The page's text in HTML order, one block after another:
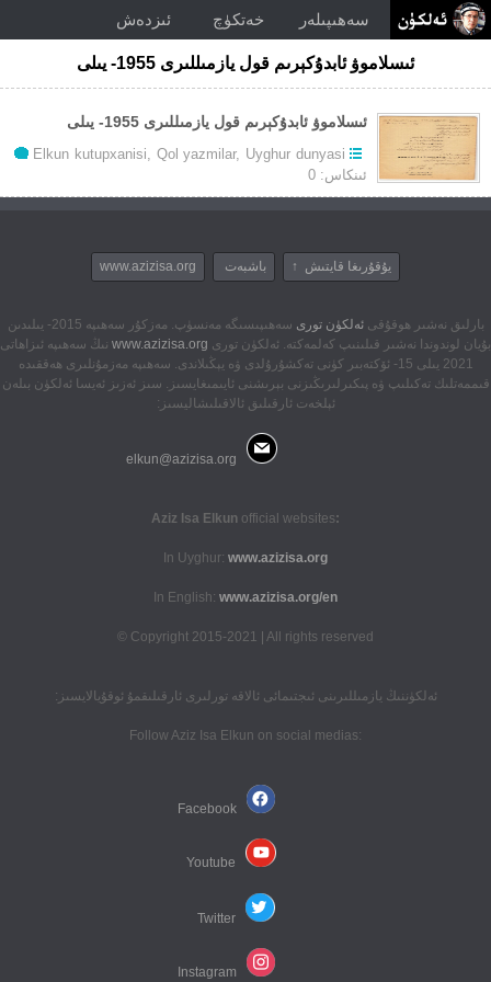
سەھىپىلەر خەتكۈچ ئىزدەش
ئىسلاموۋ ئابدۇكېرىم قول يازمىللىرى 1955- يىلى
ئىسلاموۋ ئابدۇكېرىم قول يازمىللىرى 1955- يىلى
Elkun kutupxanisi, Qol yazmilar, Uyghur dunyasi
ئىنكاس: 0
يۇقۇرىغا قايتىش ↑ باشبەت www.azizisa.org
بارلىق نەشىر ھوقۇقىئەلكۈن تورى
سەھىپىسىگە مەنسۈپ. مەزكۇر سەھىپە 2015- يىلىدىن
بۇيان لوندوندا نەشىر قىلىنىپ كەلمەكتە. ئەلكۈن تورى www.azizisa.org نىڭ سەھىپە ئىزاھاتى
2021 يىلى 15- ئۆكتەبىر كۈنى تەكشۇرۇلدى ۋە يېڭىلاندى. سەھىپە مەزمۇنلىرى ھەققىدە
قىممەتلىك تەكىلىپ ۋە پىكىرلىرىڭىزنى بېرىشنى ئايىمىغايسىز. سىز ئەزىز ئەيسا ئەلكۈن بىلەن
ئېلخەت ئارقىلىق ئالاقىلىشاليسىز:
:Aziz Isa Elkun
official websites
In Uyghur: www.azizisa.org
In English: www.azizisa.org/en
Copyright 2015-2021 | All rights reserved ©
ئەلكۈننىڭ يازمىللىرىنى ئىجتىمائى ئالاقە تورلىرى ئارقىلىقمۇ ئوقۇيالايسىز:
:Follow Aziz Isa Elkun on social medias